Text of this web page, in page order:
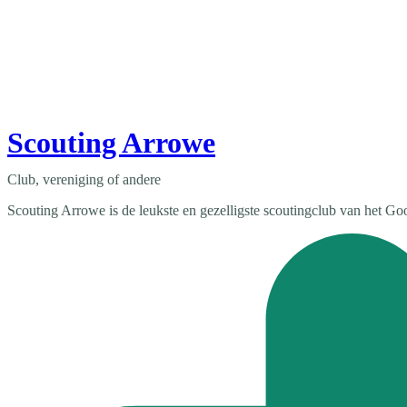
Scouting Arrowe
Club, vereniging of andere
Scouting Arrowe is de leukste en gezelligste scoutingclub van het